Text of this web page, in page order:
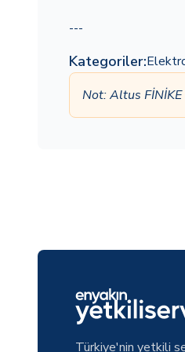
---
Kategoriler:
Not: Altus
Türkiye'nin yetkili